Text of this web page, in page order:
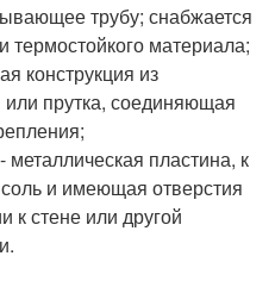
трубу; снабжается
термостойкого материала;
конструкция из
прутка, соединяющая
пластина, к
и имеющая отверстия
к стене или другой